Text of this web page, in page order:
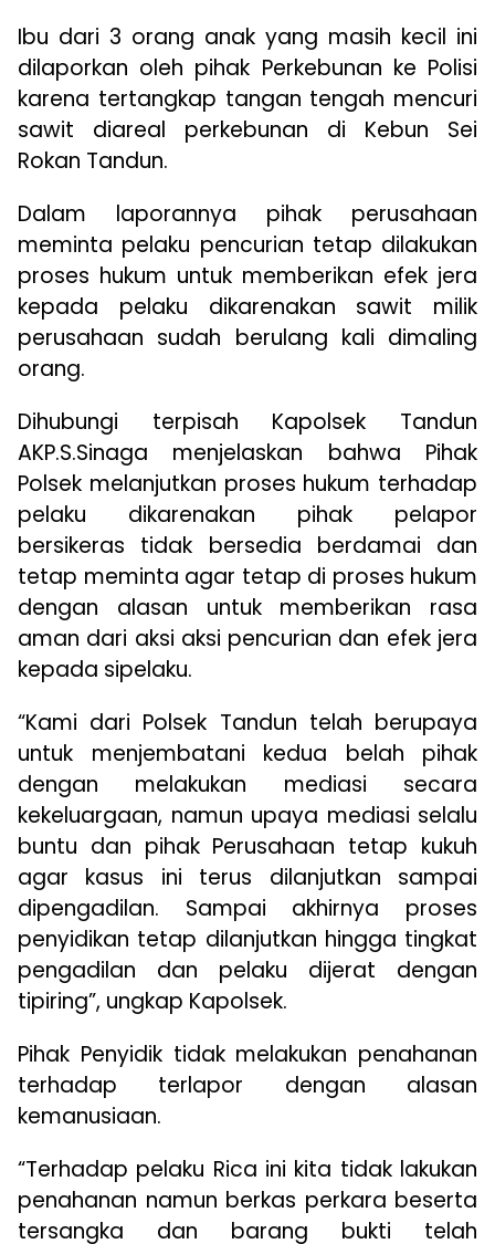
Ibu dari 3 orang anak yang masih kecil ini
dilaporkan oleh pihak Perkebunan ke Polisi
karena tertangkap tangan tengah mencuri
sawit diareal perkebunan di Kebun Sei
Rokan Tandun.
Dalam laporannya pihak perusahaan
meminta pelaku pencurian tetap dilakukan
proses hukum untuk memberikan efek jera
kepada pelaku dikarenakan sawit milik
perusahaan sudah berulang kali dimaling
orang.
Dihubungi terpisah Kapolsek Tandun
AKP.S.Sinaga menjelaskan bahwa Pihak
Polsek melanjutkan proses hukum terhadap
pelaku dikarenakan pihak pelapor
bersikeras tidak bersedia berdamai dan
tetap meminta agar tetap di proses hukum
dengan alasan untuk memberikan rasa
aman dari aksi aksi pencurian dan efek jera
kepada sipelaku.
“Kami dari Polsek Tandun telah berupaya
untuk menjembatani kedua belah pihak
dengan melakukan mediasi secara
kekeluargaan, namun upaya mediasi selalu
buntu dan pihak Perusahaan tetap kukuh
agar kasus ini terus dilanjutkan sampai
dipengadilan. Sampai akhirnya proses
penyidikan tetap dilanjutkan hingga tingkat
pengadilan dan pelaku dijerat dengan
tipiring”, ungkap Kapolsek.
Pihak Penyidik tidak melakukan penahanan
terhadap terlapor dengan alasan
kemanusiaan.
“Terhadap pelaku Rica ini kita tidak lakukan
penahanan namun berkas perkara beserta
tersangka dan barang bukti telah